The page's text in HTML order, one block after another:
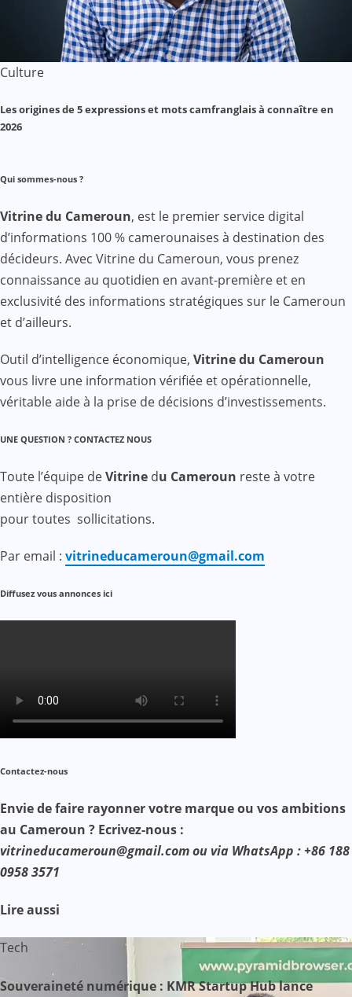
Culture
Les origines de 5 expressions et mots camfranglais à connaître en
2026
Qui sommes-nous ?
Vitrine du Cameroun, est le premier service digital
d’informations 100 % camerounaises à destination des
décideurs. Avec Vitrine du Cameroun, vous prenez
connaissance au quotidien en avant-première et en
exclusivité des informations stratégiques sur le Cameroun
et d’ailleurs.
Outil d’intelligence économique, Vitrine du Cameroun
vous livre une information vérifiée et opérationnelle,
véritable aide à la prise de décisions d’investissements.
UNE QUESTION ? CONTACTEZ NOUS
Toute l’équipe deVitrine du Cameroun reste à votre
entière disposition
pour toutes sollicitations.
Par email : vitrineducameroun@gmail.com
Diffusez vous annonces ici
Contactez-nous
Envie de faire rayonner votre marque ou vos ambitions
au Cameroun ? Ecrivez-nous :
vitrineducameroun@gmail.com ou via WhatsApp : +86 188
0958 3571
Lire aussi
Tech
Souveraineté numérique : KMR Startup Hub lance